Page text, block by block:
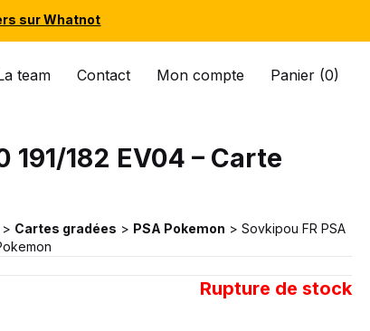
sur Whatnot
team Contact Mon compte Panier (0)
191/182 EV04 – Carte
> Cartes gradées > PSA Pokemon > Sovkipou FR PSA
Rupture de stock